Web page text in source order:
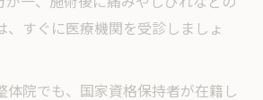
すぐに医療機関を受診しましょ
体院でも、国家資格保持者が在籍し